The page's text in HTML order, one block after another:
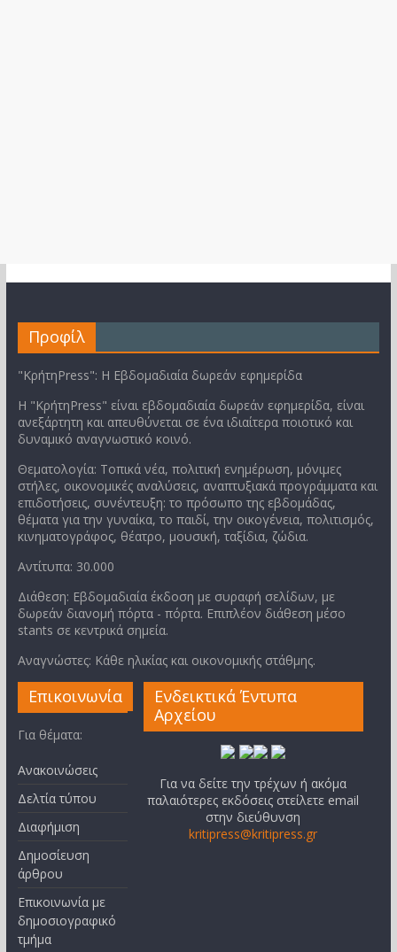
Προφίλ
"ΚρήτηPress": Η Εβδομαδιαία δωρεάν εφημερίδα
Η "ΚρήτηPress" είναι εβδομαδιαία δωρεάν εφημερίδα, είναι
ανεξάρτητη και απευθύνεται σε ένα ιδιαίτερα ποιοτικό και
δυναμικό αναγνωστικό κοινό.
Θεματολογία: Τοπικά νέα, πολιτική ενημέρωση, μόνιμες
στήλες, οικονομικές αναλύσεις, αναπτυξιακά προγράμματα και
επιδοτήσεις, συνέντευξη: το πρόσωπο της εβδομάδας,
θέματα για την γυναίκα, το παιδί, την οικογένεια, πολιτισμός,
κινηματογράφος, θέατρο, μουσική, ταξίδια, ζώδια.
Αντίτυπα: 30.000
Διάθεση: Εβδομαδιαία έκδοση με συραφή σελίδων, με
δωρεάν διανομή πόρτα - πόρτα. Επιπλέον διάθεση μέσο
stants σε κεντρικά σημεία.
Αναγνώστες: Κάθε ηλικίας και οικονομικής στάθμης.
Επικοινωνία
Για θέματα:
Ανακοινώσεις
Δελτία τύπου
Διαφήμιση
Δημοσίευση
άρθρου
Επικοινωνία με
δημοσιογραφικό
τμήμα
Ενδεικτικά Έντυπα
Αρχείου
Για να δείτε την τρέχων ή ακόμα
παλαιότερες εκδόσεις στείλετε email
στην διεύθυνση
kritipress@kritipress.gr